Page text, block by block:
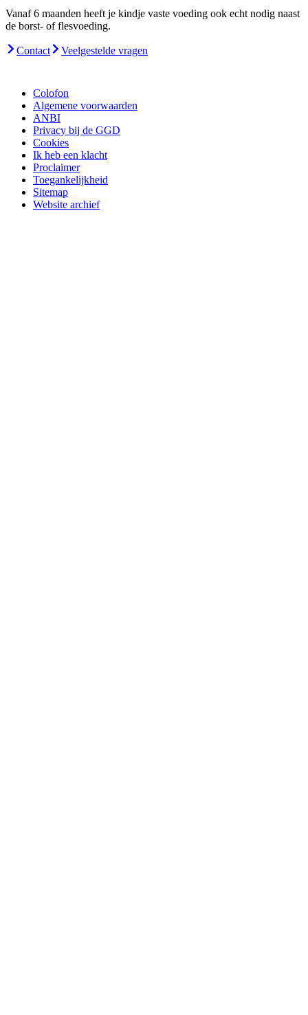
Vanaf 6 maanden heeft je kindje vaste voeding ook echt nodig naast
de borst- of flesvoeding.
Contact Veelgestelde vragen
Colofon
Algemene voorwaarden
ANBI
Privacy bij de GGD
Cookies
Ik heb een klacht
Proclaimer
Toegankelijkheid
Sitemap
Website archief